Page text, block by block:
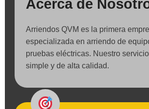
Acerca de
Arriendos QVM es la primera
especializada en arriendo de
pruebas eléctricas. Nuestro
simple y de alta calidad.